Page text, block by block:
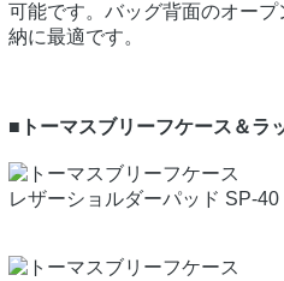
可能です。バッグ背面のオー
納に最適です。
■トーマスブリーフケース＆ラ
レザーショルダーパッド SP-40